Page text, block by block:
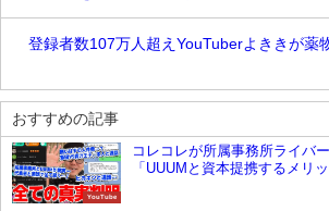
登録者数107万人超えYouTuberよききが薬
おすすめの記事
YouTube
コレコレが所属事務所ライバ
「UUUMと資本提携するメリ